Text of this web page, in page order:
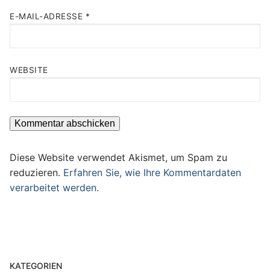
E-MAIL-ADRESSE *
WEBSITE
Diese Website verwendet Akismet, um Spam zu
reduzieren. Erfahren Sie, wie Ihre Kommentardaten
verarbeitet werden.
KATEGORIEN